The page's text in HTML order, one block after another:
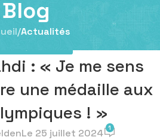
Blog
/Actualités
: « Je me sens
une médaille aux
! »
Le 25 juillet 2024 1